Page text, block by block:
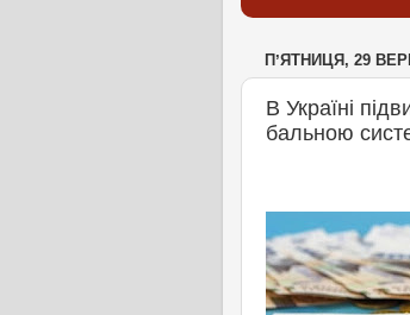
ПʼЯТНИЦЯ, 29
В Україні
бальною